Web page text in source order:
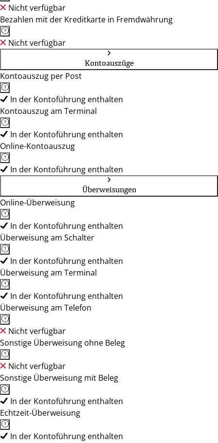
Nicht verfügbar
Bezahlen mit der Kreditkarte in Fremdwährung
Nicht verfügbar
Kontoauszüge
Kontoauszug per Post
In der Kontoführung enthalten
Kontoauszug am Terminal
In der Kontoführung enthalten
Online-Kontoauszug
In der Kontoführung enthalten
Überweisungen
Online-Überweisung
In der Kontoführung enthalten
Überweisung am Schalter
In der Kontoführung enthalten
Überweisung am Terminal
In der Kontoführung enthalten
Überweisung am Telefon
Nicht verfügbar
Sonstige Überweisung ohne Beleg
Nicht verfügbar
Sonstige Überweisung mit Beleg
In der Kontoführung enthalten
Echtzeit-Überweisung
In der Kontoführung enthalten